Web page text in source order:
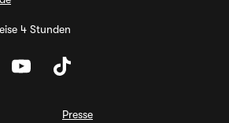
4 Stunden
Presse